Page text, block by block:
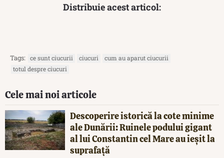
Distribuie acest articol:
Tags: ce sunt ciucurii ciucuri
cum au aparut ciucurii
totul despre ciucuri
Cele mai noi articole
Descoperire istorică la cote minime
ale Dunării: Ruinele podului gigant
al lui Constantin cel Mare au ieșit la
suprafață